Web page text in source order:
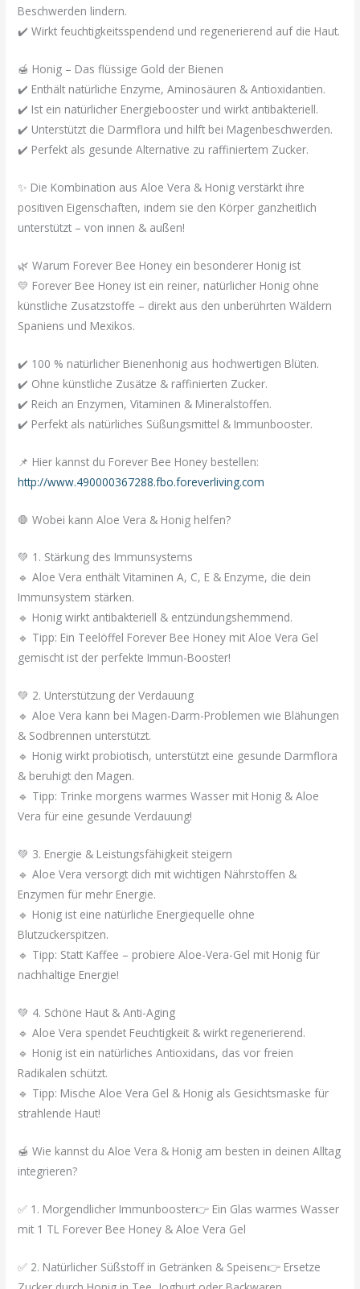
Beschwerden lindern.
✔️ Wirkt feuchtigkeitsspendend und regenerierend auf die Haut.
🍯 Honig – Das flüssige Gold der Bienen
✔️ Enthält natürliche Enzyme, Aminosäuren & Antioxidantien.
✔️ Ist ein natürlicher Energiebooster und wirkt antibakteriell.
✔️ Unterstützt die Darmflora und hilft bei Magenbeschwerden.
✔️ Perfekt als gesunde Alternative zu raffiniertem Zucker.
✨ Die Kombination aus Aloe Vera & Honig verstärkt ihre
positiven Eigenschaften, indem sie den Körper ganzheitlich
unterstützt – von innen & außen!
🌿 Warum Forever Bee Honey ein besonderer Honig ist
💛 Forever Bee Honey ist ein reiner, natürlicher Honig ohne
künstliche Zusatzstoffe – direkt aus den unberührten Wäldern
Spaniens und Mexikos.
✔️ 100 % natürlicher Bienenhonig aus hochwertigen Blüten.
✔️ Ohne künstliche Zusätze & raffinierten Zucker.
✔️ Reich an Enzymen, Vitaminen & Mineralstoffen.
✔️ Perfekt als natürliches Süßungsmittel & Immunbooster.
📌 Hier kannst du Forever Bee Honey bestellen:
http://www.490000367288.fbo.foreverliving.com
🛑 Wobei kann Aloe Vera & Honig helfen?
💚 1. Stärkung des Immunsystems
🔹 Aloe Vera enthält Vitaminen A, C, E & Enzyme, die dein
Immunsystem stärken.
🔹 Honig wirkt antibakteriell & entzündungshemmend.
🔹 Tipp: Ein Teelöffel Forever Bee Honey mit Aloe Vera Gel
gemischt ist der perfekte Immun-Booster!
💚 2. Unterstützung der Verdauung
🔹 Aloe Vera kann bei Magen-Darm-Problemen wie Blähungen
& Sodbrennen unterstützt.
🔹 Honig wirkt probiotisch, unterstützt eine gesunde Darmflora
& beruhigt den Magen.
🔹 Tipp: Trinke morgens warmes Wasser mit Honig & Aloe
Vera für eine gesunde Verdauung!
💚 3. Energie & Leistungsfähigkeit steigern
🔹 Aloe Vera versorgt dich mit wichtigen Nährstoffen &
Enzymen für mehr Energie.
🔹 Honig ist eine natürliche Energiequelle ohne
Blutzuckerspitzen.
🔹 Tipp: Statt Kaffee – probiere Aloe-Vera-Gel mit Honig für
nachhaltige Energie!
💚 4. Schöne Haut & Anti-Aging
🔹 Aloe Vera spendet Feuchtigkeit & wirkt regenerierend.
🔹 Honig ist ein natürliches Antioxidans, das vor freien
Radikalen schützt.
🔹 Tipp: Mische Aloe Vera Gel & Honig als Gesichtsmaske für
strahlende Haut!
🍯 Wie kannst du Aloe Vera & Honig am besten in deinen Alltag
integrieren?
✅ 1. Morgendlicher Immunbooster👉 Ein Glas warmes Wasser
mit 1 TL Forever Bee Honey & Aloe Vera Gel
✅ 2. Natürlicher Süßstoff in Getränken & Speisen👉 Ersetze